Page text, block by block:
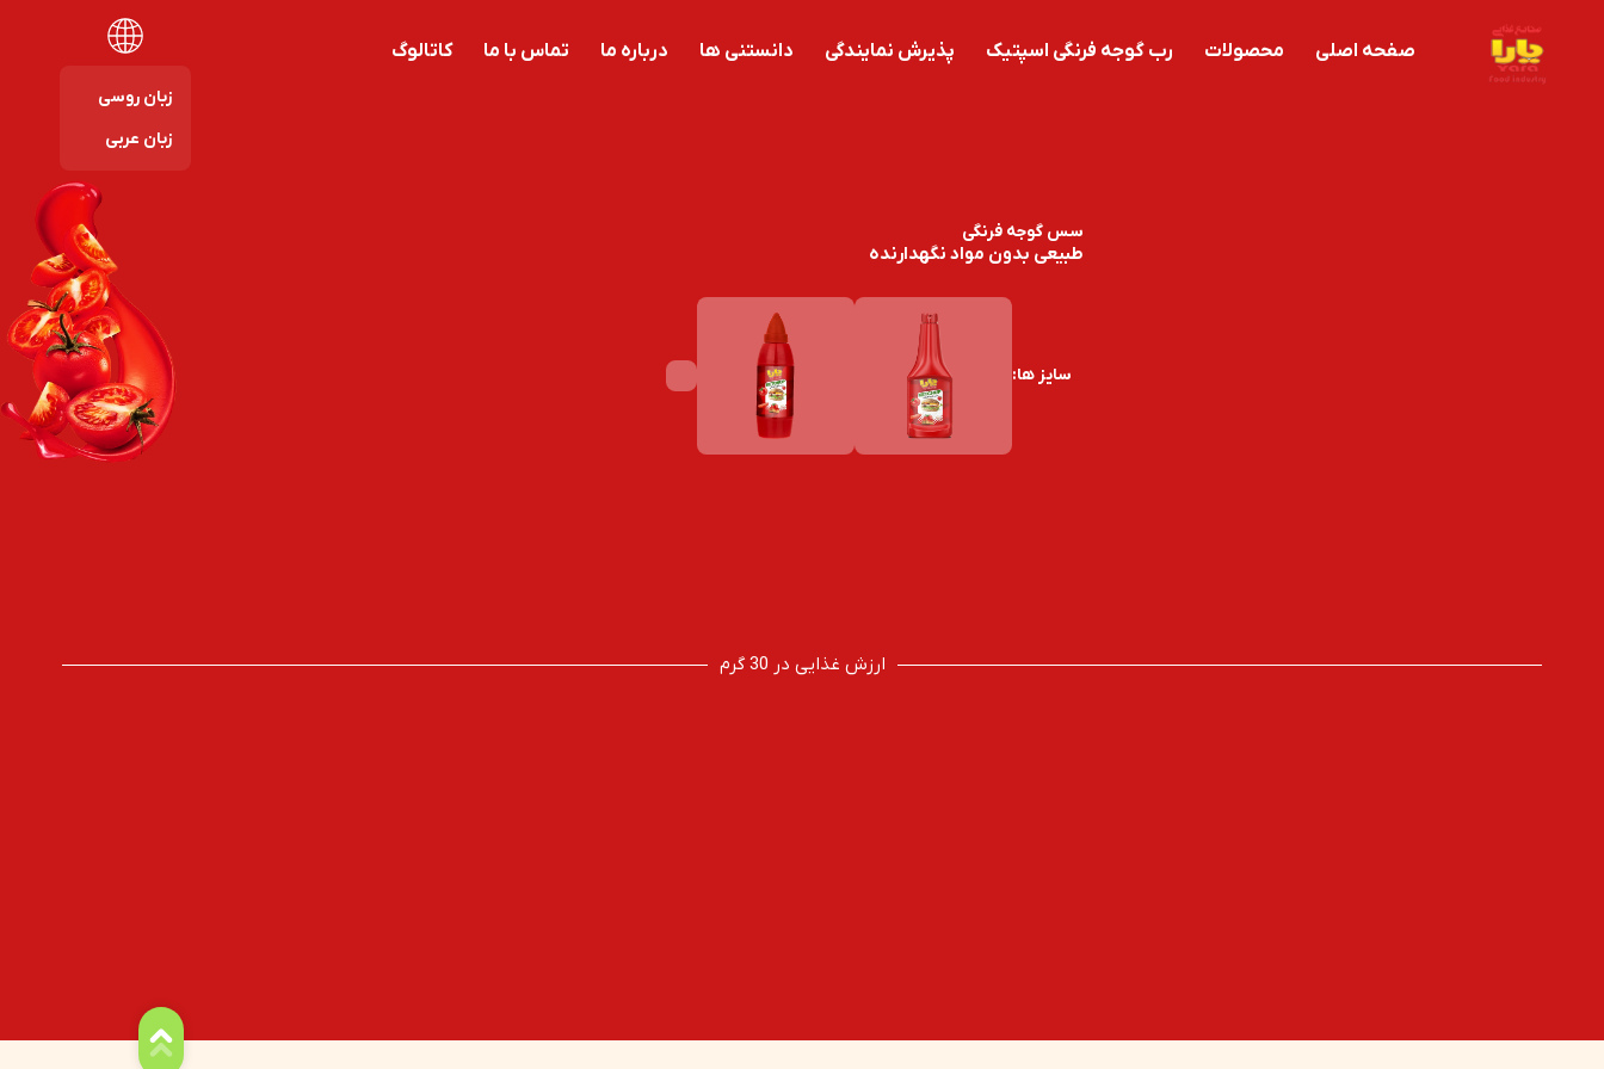
صفحه اصلی محصولات رب گوجه فرنگی اسپتیک پذیرش نمایندگی دانستنی ها درباره ما تماس با ما کاتالوگ
زبان روسی
زبان عربی
سس گوجه فرنگی
طبیعی بدون مواد نگهدارنده
سایز ها:
ارزش غذایی در 30 گرم